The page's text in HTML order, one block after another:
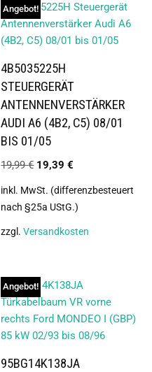
Angebot!
4B5035225H
STEUERGERÄT
ANTENNENVERSTÄRKER
AUDI A6 (4B2, C5) 08/01
BIS 01/05
19,99€ 19,39€
inkl. MwSt. (differenzbesteuert
nach §25a UStG.)
zzgl.Versandkosten
Angebot!
95BG14K138JA